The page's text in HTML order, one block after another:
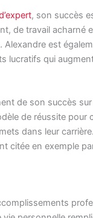
, son succès
de travail acharné
Alexandre est
lucratifs qui
de son succès
de réussite pour
dans leur
citée en exemple